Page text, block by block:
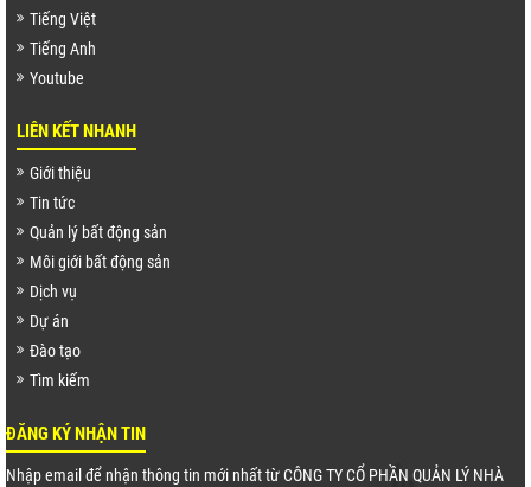
NỘI
TÀU
Tiếng Việt
Tiếng Anh
Youtube
LIÊN KẾT NHANH
Giới thiệu
Tin tức
Quản lý bất động sản
Môi giới bất động sản
Dịch vụ
Dự án
Đào tạo
Tìm kiếm
ĐĂNG KÝ NHẬN TIN
Nhập email để nhận thông tin mới nhất từ CÔNG TY CỔ PHẦN QUẢN LÝ NHÀ